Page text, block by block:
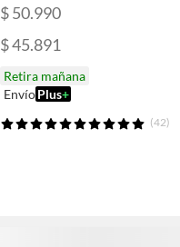
$ 50.990
$ 45.891
Retira mañana
EnvíoPlus+
(42)